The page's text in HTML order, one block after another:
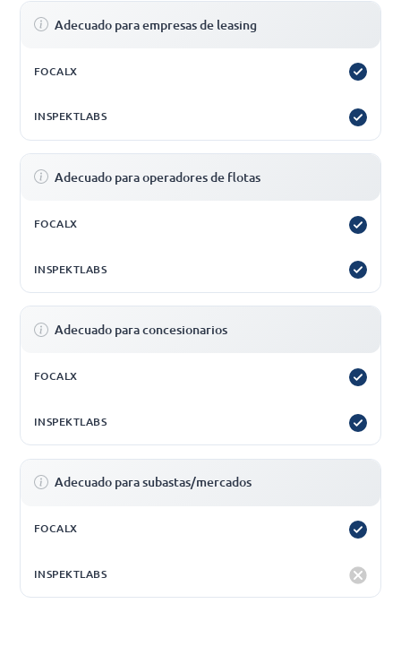
Adecuado para empresas de leasing
Adecuado para operadores de flotas
Adecuado para concesionarios
Adecuado para subastas/mercados